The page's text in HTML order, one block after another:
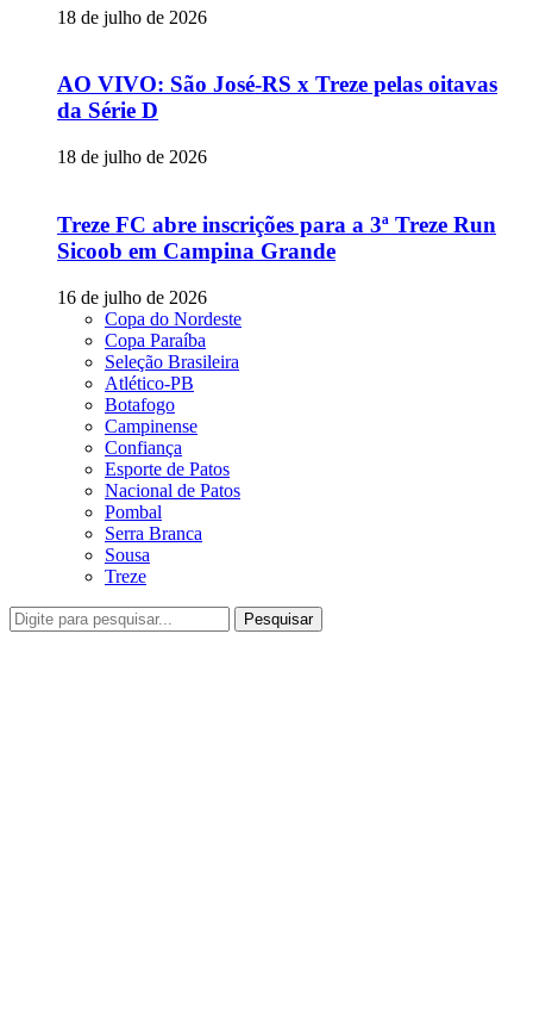
18 de julho de 2026
AO VIVO: São José-RS x Treze pelas oitavas
da Série D
18 de julho de 2026
Treze FC abre inscrições para a 3ª Treze Run
Sicoob em Campina Grande
16 de julho de 2026
Copa do Nordeste
Copa Paraíba
Seleção Brasileira
Atlético-PB
Botafogo
Campinense
Confiança
Esporte de Patos
Nacional de Patos
Pombal
Serra Branca
Sousa
Treze
Pesquisar